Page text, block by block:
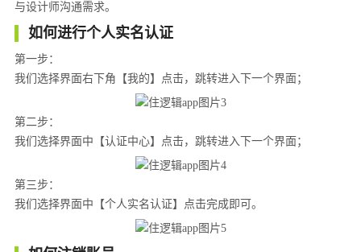
与设计师沟通需求。
如何进行个人实名认证
第一步：
我们选择界面右下角【我的】点击，跳转进入下一个界面；
第二步：
我们选择界面中【认证中心】点击，跳转进入下一个界面；
第三步：
我们选择界面中【个人实名认证】点击完成即可。